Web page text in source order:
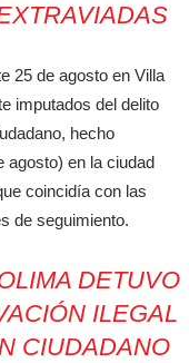
25 de agosto en Villa
imputados del delito
hecho
agosto) en la ciudad
coincidía con las
de seguimiento.
DETUVO
ILEGAL
CIUDADANO